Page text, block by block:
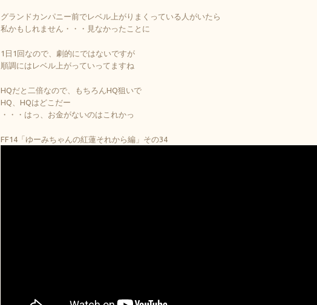
グランドカンパニー前でレベル上がりまくっている人がいたら
私かもしれません・・・見なかったことに
1日1回なので、劇的にではないですが
順調にはレベル上がっていってますね
HQだと二倍なので、もちろんHQ狙いで
HQ、HQはどこだー
・・・はっ、お金がないのはこれかっ
FF14「ゆーみちゃんの紅蓮それから編」その34